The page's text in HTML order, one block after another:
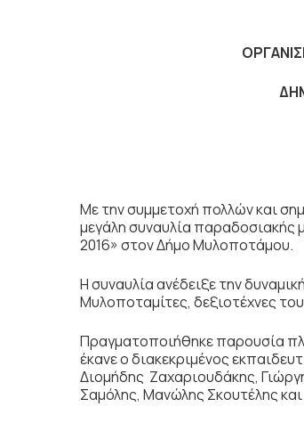
Με την συμμετοχή πολλών και
μεγάλη συναυλία παραδοσιακής
2016» στον Δήμο Μυλοποτάμου.
Η συναυλία ανέδειξε την
Μυλοποταμίτες, δεξιοτέχνες
Πραγματοποιήθηκε παρουσία
έκανε ο διακεκριμένος
Διομήδης Ζαχαριουδάκης,
Σαμόλης, Μανώλης Σκουτέλης